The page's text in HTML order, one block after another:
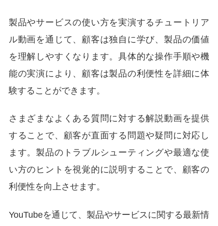
製品やサービスの使い方を実演するチュートリア
ル動画を通じて、顧客は独自に学び、製品の価値
を理解しやすくなります。具体的な操作手順や機
能の実演により、顧客は製品の利便性を詳細に体
験することができます。
さまざまなよくある質問に対する解説動画を提供
することで、顧客が直面する問題や疑問に対応し
ます。製品のトラブルシューティングや最適な使
い方のヒントを視覚的に説明することで、顧客の
利便性を向上させます。
YouTubeを通じて、製品やサービスに関する最新情